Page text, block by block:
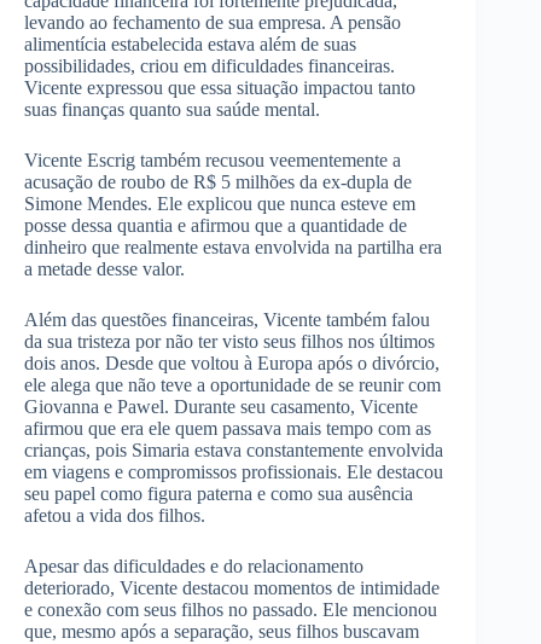
levando ao fechamento de sua empresa. A pensão
alimentícia estabelecida estava além de suas
possibilidades, criou em dificuldades financeiras.
Vicente expressou que essa situação impactou tanto
suas finanças quanto sua saúde mental.
Vicente Escrig também recusou veementemente a
acusação de roubo de R$ 5 milhões da ex-dupla de
Simone Mendes. Ele explicou que nunca esteve em
posse dessa quantia e afirmou que a quantidade de
dinheiro que realmente estava envolvida na partilha era
a metade desse valor.
Além das questões financeiras, Vicente também falou
da sua tristeza por não ter visto seus filhos nos últimos
dois anos. Desde que voltou à Europa após o divórcio,
ele alega que não teve a oportunidade de se reunir com
Giovanna e Pawel. Durante seu casamento, Vicente
afirmou que era ele quem passava mais tempo com as
crianças, pois Simaria estava constantemente envolvida
em viagens e compromissos profissionais. Ele destacou
seu papel como figura paterna e como sua ausência
afetou a vida dos filhos.
Apesar das dificuldades e do relacionamento
deteriorado, Vicente destacou momentos de intimidade
e conexão com seus filhos no passado. Ele mencionou
que, mesmo após a separação, seus filhos buscavam